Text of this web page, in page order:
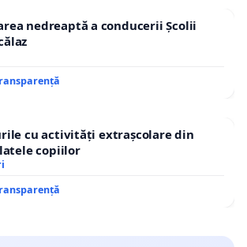
nedreaptă a conducerii Școlii
cu activități extrașcolare din
copiilor